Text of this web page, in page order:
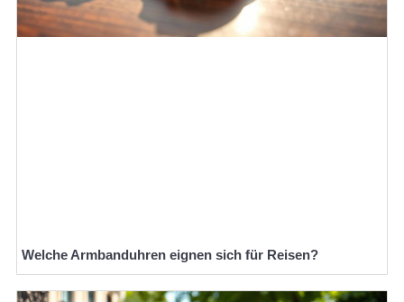
Welche Armbanduhren eignen sich für Reisen?